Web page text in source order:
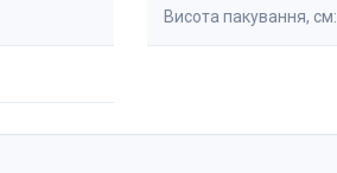
Висота пакування, см: